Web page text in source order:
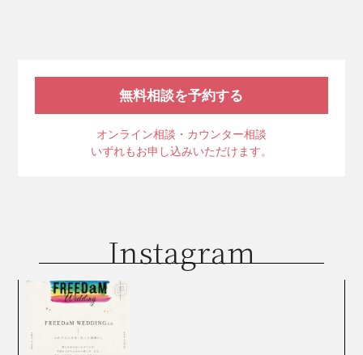
無料相談を予約する
オンライン相談・カウンター相談
いずれもお申し込みいただけます。
Instagram